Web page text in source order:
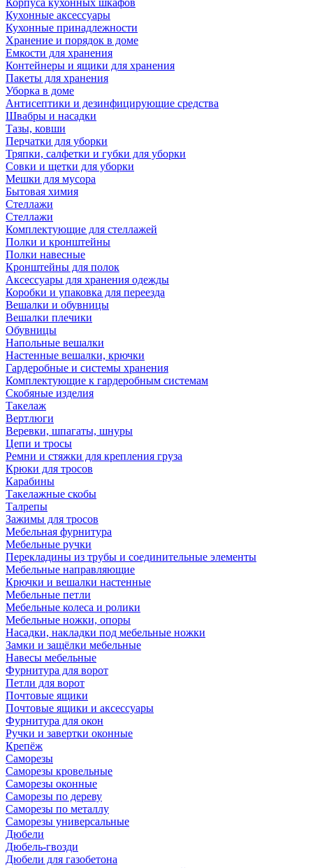
Корпуса кухонных шкафов
Кухонные аксессуары
Кухонные принадлежности
Хранение и порядок в доме
Емкости для хранения
Контейнеры и ящики для хранения
Пакеты для хранения
Уборка в доме
Антисептики и дезинфицирующие средства
Швабры и насадки
Тазы, ковши
Перчатки для уборки
Тряпки, салфетки и губки для уборки
Совки и щетки для уборки
Мешки для мусора
Бытовая химия
Стеллажи
Стеллажи
Комплектующие для стеллажей
Полки и кронштейны
Полки навесные
Кронштейны для полок
Аксессуары для хранения одежды
Коробки и упаковка для переезда
Вешалки и обувницы
Вешалки плечики
Обувницы
Напольные вешалки
Настенные вешалки, крючки
Гардеробные и системы хранения
Комплектующие к гардеробным системам
Скобяные изделия
Такелаж
Вертлюги
Веревки, шпагаты, шнуры
Цепи и тросы
Ремни и стяжки для крепления груза
Крюки для тросов
Карабины
Такелажные скобы
Талрепы
Зажимы для тросов
Мебельная фурнитура
Мебельные ручки
Перекладины из трубы и соединительные элементы
Мебельные направляющие
Крючки и вешалки настенные
Мебельные петли
Мебельные колеса и ролики
Мебельные ножки, опоры
Насадки, накладки под мебельные ножки
Замки и защёлки мебельные
Навесы мебельные
Фурнитура для ворот
Петли для ворот
Почтовые ящики
Почтовые ящики и аксессуары
Фурнитура для окон
Ручки и завертки оконные
Крепёж
Саморезы
Саморезы кровельные
Саморезы оконные
Саморезы по дереву
Саморезы по металлу
Саморезы универсальные
Дюбели
Дюбель-гвозди
Дюбели для газобетона